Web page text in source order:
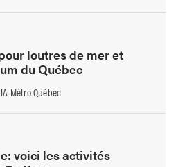
loutres de mer et
du Québec
Métro Québec
voici les activités